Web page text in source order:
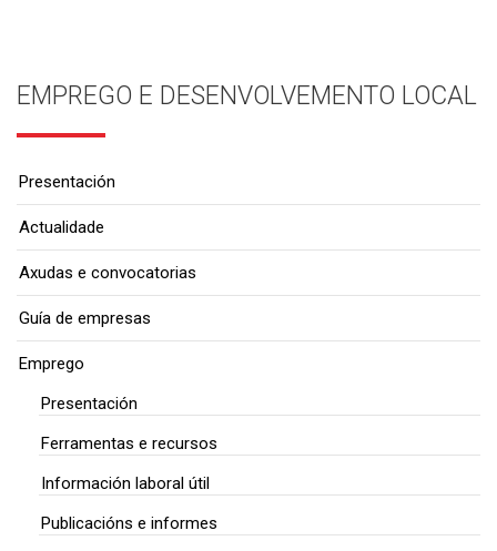
EMPREGO E DESENVOLVEMENTO LOCAL
Presentación
Actualidade
Axudas e convocatorias
Guía de empresas
Emprego
Presentación
Ferramentas e recursos
Información laboral útil
Publicacións e informes